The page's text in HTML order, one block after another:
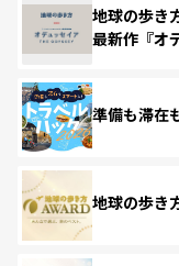
地球の歩き
最新作『オ
準備も滞在
地球の歩き